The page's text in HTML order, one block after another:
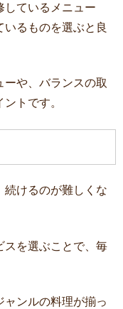
しているメニュー
るものを選ぶと良
ーや、バランスの取
トです。
続けるのが難しくな
スを選ぶことで、毎
ンルの料理が揃っ